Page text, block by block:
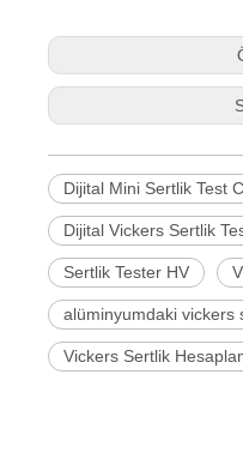
Dijital Mini Sertlik Test
Dijital Vickers Sertlik
Sertlik Tester HV
alüminyumdaki vickers
Vickers Sertlik